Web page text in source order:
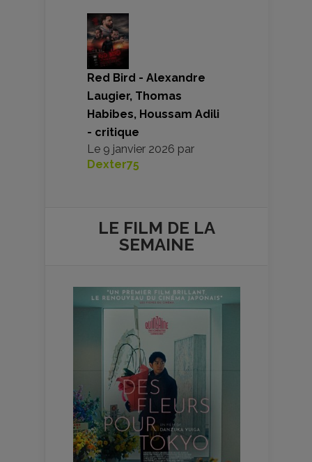
Red Bird - Alexandre
Laugier, Thomas
Habibes, Houssam Adili
- critique
Le 9 janvier 2026 par
Dexter75
LE FILM DE LA
SEMAINE